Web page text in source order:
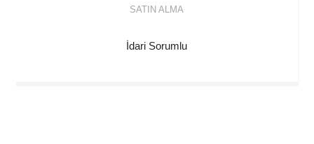
SATIN ALMA
İdari Sorumlu